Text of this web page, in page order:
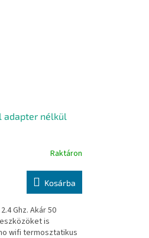
adapter nélkül
Raktáron
Kosárba
Ghz. Akár 50
is
wifi termosztatikus